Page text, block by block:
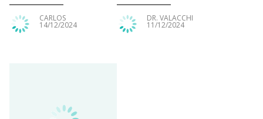
CARLOS
14/12/2024
DR. VALACCHI
11/12/2024